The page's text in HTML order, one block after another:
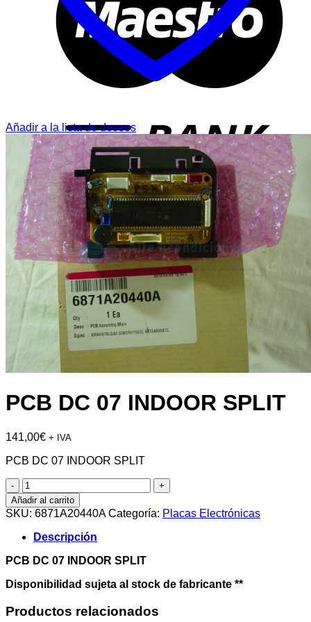
Añadir a la lista de deseos
PCB DC 07 INDOOR SPLIT
141,00€ + IVA
PCB DC 07 INDOOR SPLIT
PCB
DC
07
INDOOR
SPLIT
cantidad
Añadir al carrito
SKU: 6871A20440A Categoría: Placas Electrónicas
Descripción
PCB DC 07 INDOOR SPLIT
Disponibilidad sujeta al stock de fabricante **
Productos relacionados